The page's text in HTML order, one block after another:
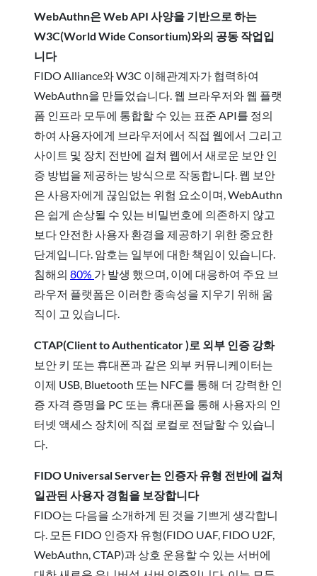
WebAuthn은 Web API 사양을 기반으로 하는
W3C(World Wide Consortium)와의 공동 작업입
니다
FIDO Alliance와 W3C 이해관계자가 협력하여
WebAuthn을 만들었습니다. 웹 브라우저와 웹 플랫
폼 인프라 모두에 통합할 수 있는 표준 API를 정의
하여 사용자에게 브라우저에서 직접 웹에서 그리고
사이트 및 장치 전반에 걸쳐 웹에서 새로운 보안 인
증 방법을 제공하는 방식으로 작동합니다. 웹 보안
은 사용자에게 끊임없는 위험 요소이며, WebAuthn
은 쉽게 손상될 수 있는 비밀번호에 의존하지 않고
보다 안전한 사용자 환경을 제공하기 위한 중요한
단계입니다. 암호는 일부에 대한 책임이 있습니다.
침해의 80% 가 발생 했으며, 이에 대응하여 주요 브
라우저 플랫폼은 이러한 종속성을 지우기 위해 움
직이 고 있습니다.
CTAP(Client to Authenticator )로 외부 인증 강화
보안 키 또는 휴대폰과 같은 외부 커뮤니케이터는
이제 USB, Bluetooth 또는 NFC를 통해 더 강력한 인
증 자격 증명을 PC 또는 휴대폰을 통해 사용자의 인
터넷 액세스 장치에 직접 로컬로 전달할 수 있습니
다.
FIDO Universal Server는 인증자 유형 전반에 걸쳐
일관된 사용자 경험을 보장합니다
FIDO는 다음을 소개하게 된 것을 기쁘게 생각합니
다. 모든 FIDO 인증자 유형(FIDO UAF, FIDO U2F,
WebAuthn, CTAP)과 상호 운용할 수 있는 서버에